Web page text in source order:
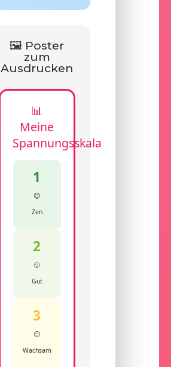
🖼️ Poster
zum
Ausdrucken
📊
Meine
Spannungsskala
1
😊
Zen
2
🙂
Gut
3
😐
Wachsam